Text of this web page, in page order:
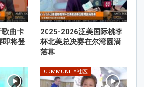
曲卡
即将登
2025-2026泛美国际桃李
杯北美总决赛在尔湾圆满
落幕
COMMUNITY社区